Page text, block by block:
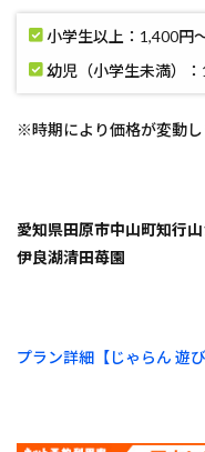
小学生以上：1,400円
幼児（小学生未満）
※時期により価格が変動し
愛知県田原市中山町知行
伊良湖清田苺園
プラン詳細【じゃらん 遊